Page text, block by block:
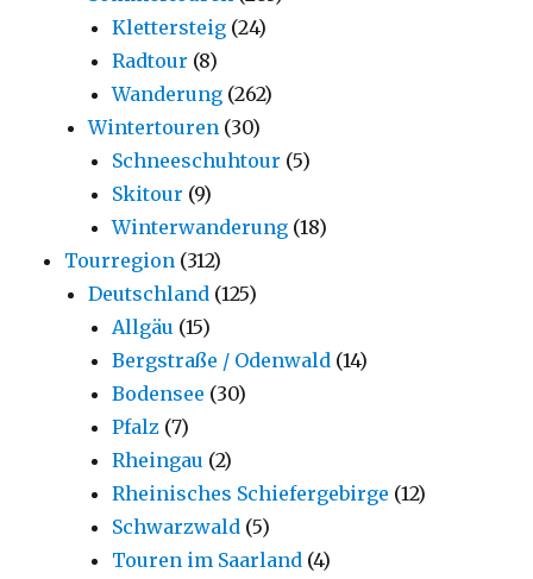
Klettersteig (24)
Radtour (8)
Wanderung (262)
Wintertouren (30)
Schneeschuhtour (5)
Skitour (9)
Winterwanderung (18)
Tourregion (312)
Deutschland (125)
Allgäu (15)
Bergstraße / Odenwald (14)
Bodensee (30)
Pfalz (7)
Rheingau (2)
Rheinisches Schiefergebirge (12)
Schwarzwald (5)
Touren im Saarland (4)